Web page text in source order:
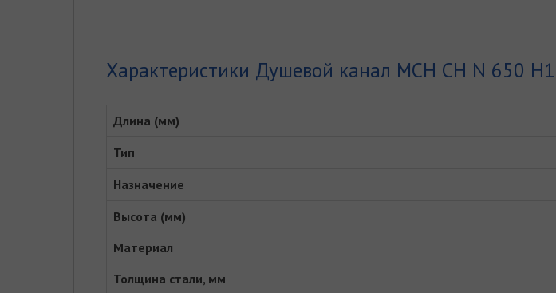
Характеристики Душевой канал MCH CH N 650
Длина (мм)
Тип
Назначение
Высота (мм)
Материал
Толщина стали, мм